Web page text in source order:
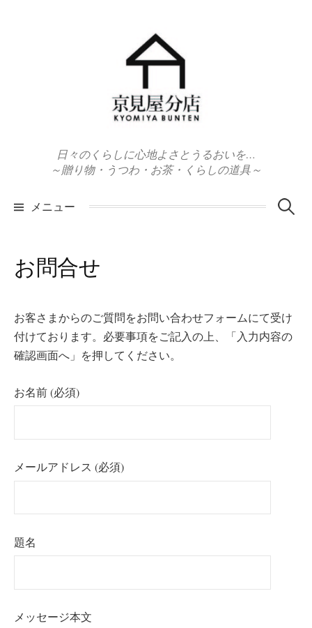
日々のくらしに心地よさとうるおいを…
～贈り物・うつわ・お茶・くらしの道具～
メニュー 検
お問合せ
お客さまからのご質問をお問い合わせフォームにて受け
付けております。必要事項をご記入の上、「入力内容の
確認画面へ」を押してください。
お名前 (必須)
メールアドレス (必須)
題名
メッセージ本文